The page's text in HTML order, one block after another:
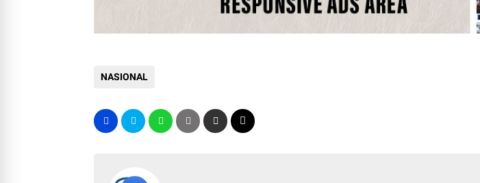
NASIONAL